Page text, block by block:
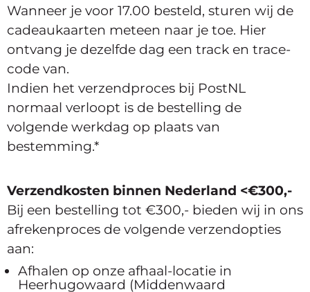
Wanneer je voor 17.00 besteld, sturen wij de
cadeaukaarten meteen naar je toe. Hier
ontvang je dezelfde dag een track en trace-
code van.
Indien het verzendproces bij PostNL
normaal verloopt is de bestelling de
volgende werkdag op plaats van
bestemming.*
Verzendkosten binnen Nederland <€300,-
Bij een bestelling tot €300,- bieden wij in ons
afrekenproces de volgende verzendopties
aan:
Afhalen op onze afhaal-locatie in
Heerhugowaard (Middenwaard